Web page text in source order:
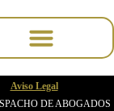
Aviso Legal
DE ABOGADOS